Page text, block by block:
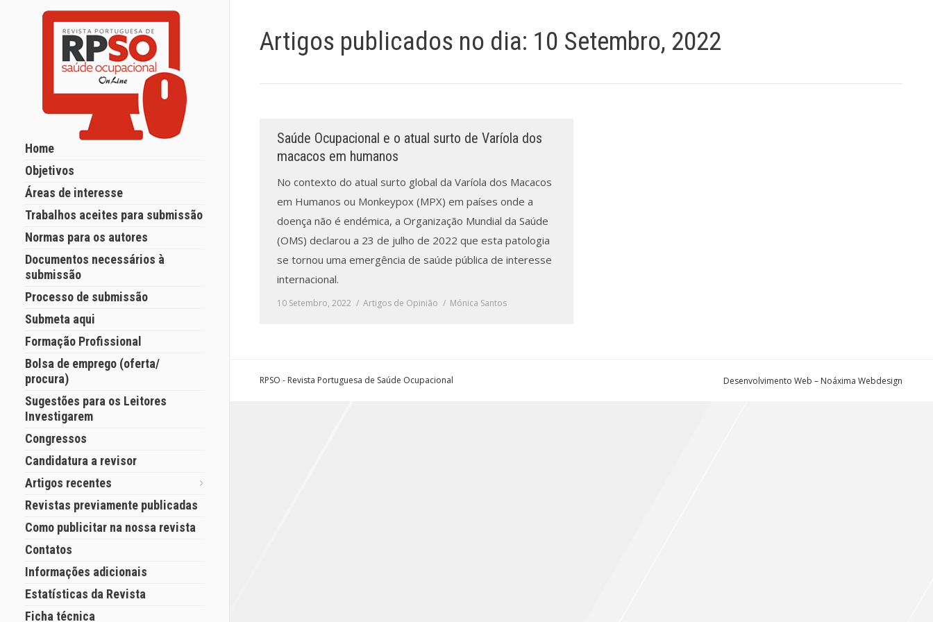
Home
Objetivos
Áreas de interesse
Trabalhos aceites para submissão
Normas para os autores
Documentos necessários à
submissão
Processo de submissão
Submeta aqui
Formação Profissional
Bolsa de emprego (oferta/
procura)
Sugestões para os Leitores
Investigarem
Congressos
Candidatura a revisor
Artigos recentes
Revistas previamente publicadas
Como publicitar na nossa revista
Contatos
Informações adicionais
Estatísticas da Revista
Ficha técnica
Artigos publicados no dia: 10 Setembro, 2022
Saúde Ocupacional e o atual surto de Varíola dos
macacos em humanos
No contexto do atual surto global da Varíola dos Macacos
em Humanos ou Monkeypox (MPX) em países onde a
doença não é endémica, a Organização Mundial da Saúde
(OMS) declarou a 23 de julho de 2022 que esta patologia
se tornou uma emergência de saúde pública de interesse
internacional.
10 Setembro, 2022 Artigos de Opinião Mónica Santos
RPSO - Revista Portuguesa de Saúde Ocupacional Desenvolvimento Web – Noáxima Webdesign